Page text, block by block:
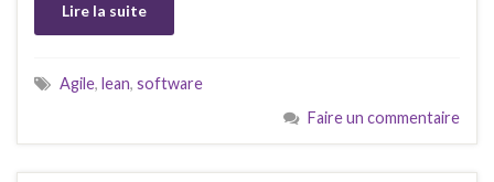
Lire la suite
Agile, lean, software
Faire un commentaire